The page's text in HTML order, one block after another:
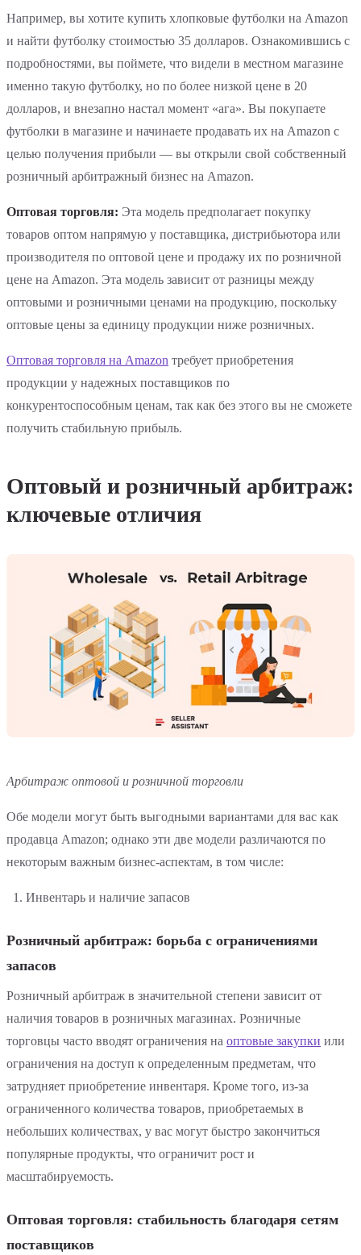
Например, вы хотите купить хлопковые футболки на Amazon
и найти футболку стоимостью 35 долларов. Ознакомившись с
подробностями, вы поймете, что видели в местном магазине
именно такую футболку, но по более низкой цене в 20
долларов, и внезапно настал момент «ага». Вы покупаете
футболки в магазине и начинаете продавать их на Amazon с
целью получения прибыли — вы открыли свой собственный
розничный арбитражный бизнес на Amazon.
Оптовая торговля: Эта модель предполагает покупку
товаров оптом напрямую у поставщика, дистрибьютора или
производителя по оптовой цене и продажу их по розничной
цене на Amazon. Эта модель зависит от разницы между
оптовыми и розничными ценами на продукцию, поскольку
оптовые цены за единицу продукции ниже розничных.
Оптовая торговля на Amazon требует приобретения
продукции у надежных поставщиков по
конкурентоспособным ценам, так как без этого вы не сможете
получить стабильную прибыль.
Оптовый и розничный арбитраж:
ключевые отличия
Арбитраж оптовой и розничной торговли
Обе модели могут быть выгодными вариантами для вас как
продавца Amazon; однако эти две модели различаются по
некоторым важным бизнес-аспектам, в том числе:
Инвентарь и наличие запасов
Розничный арбитраж: борьба с ограничениями
запасов
Розничный арбитраж в значительной степени зависит от
наличия товаров в розничных магазинах. Розничные
торговцы часто вводят ограничения на оптовые закупки или
ограничения на доступ к определенным предметам, что
затрудняет приобретение инвентаря. Кроме того, из-за
ограниченного количества товаров, приобретаемых в
небольших количествах, у вас могут быстро закончиться
популярные продукты, что ограничит рост и
масштабируемость.
Оптовая торговля: стабильность благодаря сетям
поставщиков